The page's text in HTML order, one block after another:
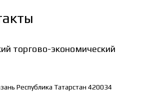
торгово-экономический
Республика Татарстан 420034